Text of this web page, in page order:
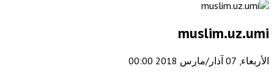
muslim.uz.umi
الأربعاء, 07 آذار/مارس 2018 00:00